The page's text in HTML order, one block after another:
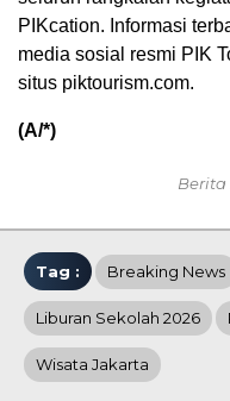
PIKcation. Informasi
media sosial resmi PIK
situs piktourism.com.
(A/*)
Berita
Tag : Breaking News
Liburan Sekolah 2026
Wisata Jakarta